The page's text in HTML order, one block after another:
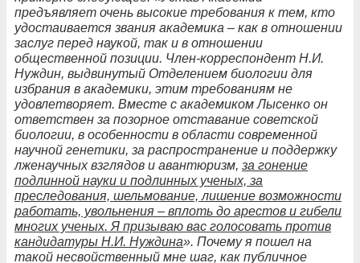
предъявляет очень высокие требования к тем, кто
удостаивается звания академика – как в отношении
заслуг перед наукой, так и в отношении
общественной позиции. Член-корреспондент Н.И.
Нуждин, выдвинутый Отделением биологии для
избрания в академики, этим требованиям не
удовлетворяет. Вместе с академиком Лысенко он
ответствен за позорное отставание советской
биологии, в особенности в области современной
научной генетики, за распространение и поддержку
лженаучных взглядов и авантюризм, за гонение
подлинной науки и подлинных ученых, за
преследования, шельмование, лишение возможности
работать, увольнения – вплоть до арестов и гибели
многих ученых. Я призываю вас голосовать против
кандидатуры Н.И. Нуждина». Почему я пошел на
такой несвойственный мне шаг, как публичное